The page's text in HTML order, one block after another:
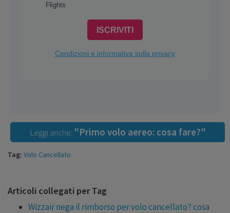
Leggi anche: "Primo volo aereo: cosa fare?"
Tag: Volo Cancellato
Articoli collegati per Tag
Wizzair nega il rimborso per volo cancellato? cosa